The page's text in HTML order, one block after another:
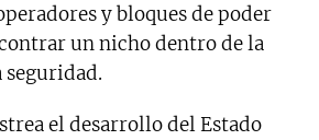
y bloques de poder
un nicho dentro de la
el desarrollo del Estado